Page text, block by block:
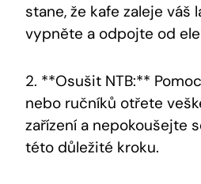
stane, že kafe zaleje váš
vypněte a odpojte od
2. **Osušit NTB:**
nebo ručníků otřete
zařízení a nepokoušejte
této důležité kroku.